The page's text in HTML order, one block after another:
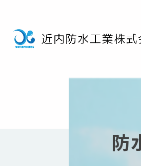
防